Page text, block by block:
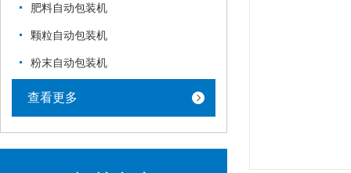
肥料自动包装机
颗粒自动包装机
粉末自动包装机
查看更多